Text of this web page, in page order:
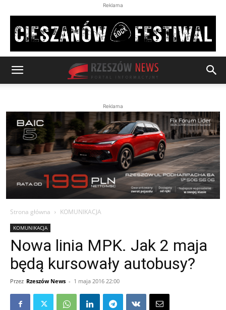
Reklama
Reklama
Strona główna KOMUNIKACJA
KOMUNIKACJA
Nowa linia MPK. Jak 2 maja
będą kursowały autobusy?
Przez Rzeszów News - 1 maja 2016 22:00